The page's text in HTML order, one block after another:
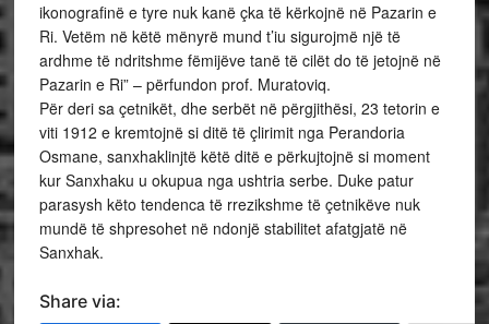
ikonografinë e tyre nuk kanë çka të kërkojnë në Pazarin e
Ri. Vetëm në këtë mënyrë mund t’iu sigurojmë një të
ardhme të ndritshme fëmijëve tanë të cilët do të jetojnë në
Pazarin e Ri” – përfundon prof. Muratoviq.
Për deri sa çetnikët, dhe serbët në përgjithësi, 23 tetorin e
viti 1912 e kremtojnë si ditë të çlirimit nga Perandoria
Osmane, sanxhaklinjtë këtë ditë e përkujtojnë si moment
kur Sanxhaku u okupua nga ushtria serbe. Duke patur
parasysh këto tendenca të rrezikshme të çetnikëve nuk
mundë të shpresohet në ndonjë stabilitet afatgjatë në
Sanxhak.
Share via: